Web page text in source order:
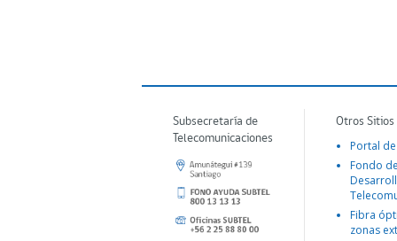
Subsecretaría de
Telecomunicaciones
Otros
Portal
Fondo
Fibra
zonas